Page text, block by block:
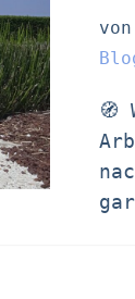
von
🧭